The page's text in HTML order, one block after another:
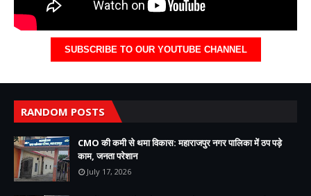
SUBSCRIBE TO OUR YOUTUBE CHANNEL
RANDOM POSTS
CMO की कमी से थमा विकास: महाराजपुर नगर पालिका में ठप पड़े
काम, जनता परेशान
July 17, 2026